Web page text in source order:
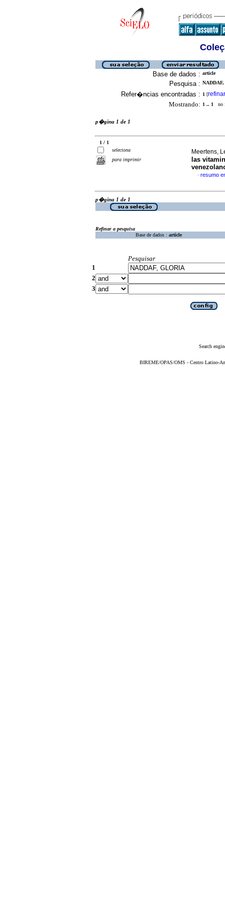
Base de dados : article
Pesquisa :
Refer�ncias encontradas : 1 [refinar
Mostrando: 1 .. 1 no
p�gina 1 de 1
1 / 1
seleciona
para imprimir
Meertens,
las
· resumo
p�gina 1 de 1
Refinar a pesquisa
Base de dados : article
Pesquisar
1
2
3
Search
BIREME/OPAS/OMS - Centro Latino-